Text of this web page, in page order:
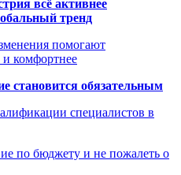
всё активнее
тренд
помогают
и комфортнее
становится обязательным
специалистов в
по бюджету и не пожалеть о